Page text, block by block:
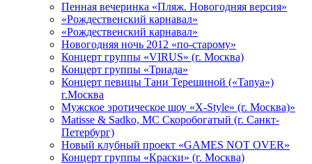
Пенная вечеринка «Пляж. Новогодняя версия»
«Рождественский карнавал»
«Рождественский карнавал»
Новогодняя ночь 2012 «по-старому»
Концерт группы «VIRUS» (г. Москва)
Концерт группы «Триада»
Концерт певицы Тани Терешиной («Tanya»)
г.Москва
Мужское эротическое шоу «X-Style» (г. Москва)»
Matissе & Sadko, MC Скоробогатый (г. Санкт-
Петербург)
Новый клубный проект «GAMES NOT OVER»
Концерт группы «Краски» (г. Москва)